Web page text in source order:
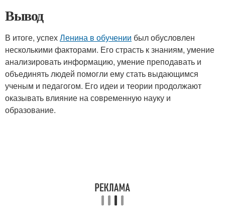
Вывод
В итоге, успехЛенина в обучении был обусловлен
несколькими факторами. Его страсть к знаниям, умение
анализировать информацию, умение преподавать и
объединять людей помогли ему стать выдающимся
ученым и педагогом. Его идеи и теории продолжают
оказывать влияние на современную науку и
образование.